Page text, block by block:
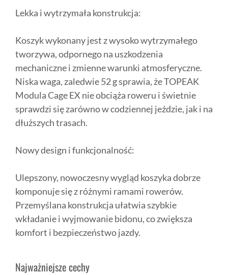
Lekka i wytrzymała konstrukcja:
Koszyk wykonany jest z wysoko wytrzymałego
tworzywa, odpornego na uszkodzenia
mechaniczne i zmienne warunki atmosferyczne.
Niska waga, zaledwie 52 g sprawia, że TOPEAK
Modula Cage EX nie obciąża roweru i świetnie
sprawdzi się zarówno w codziennej jeździe, jak i na
dłuższych trasach.
Nowy design i funkcjonalność:
Ulepszony, nowoczesny wygląd koszyka dobrze
komponuje się z różnymi ramami rowerów.
Przemyślana konstrukcja ułatwia szybkie
wkładanie i wyjmowanie bidonu, co zwiększa
komfort i bezpieczeństwo jazdy.
Najważniejsze cechy